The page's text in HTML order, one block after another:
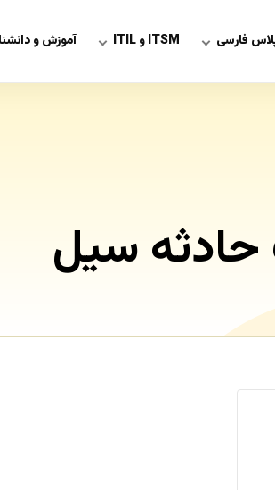
فارسی ITSM و ITIL آموزش و
سیل